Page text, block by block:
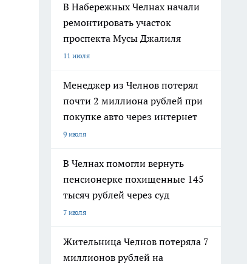
В Набережных Челнах начали
ремонтировать участок
проспекта Мусы Джалиля
11 июля
Менеджер из Челнов потерял
почти 2 миллиона рублей при
покупке авто через интернет
9 июля
В Челнах помогли вернуть
пенсионерке похищенные 145
тысяч рублей через суд
7 июля
Жительница Челнов потеряла 7
миллионов рублей на